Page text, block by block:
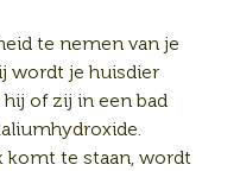
te nemen van je
wordt je huisdier
of zij in een bad
komt te staan, wordt